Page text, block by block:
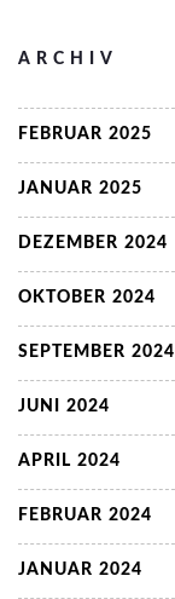
ARCHIV
FEBRUAR 2025
JANUAR 2025
DEZEMBER 2024
OKTOBER 2024
SEPTEMBER 2024
JUNI 2024
APRIL 2024
FEBRUAR 2024
JANUAR 2024